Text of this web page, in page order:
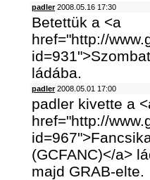
padler2008.05.16 17:30
Betettük a <a
href="http://
ládába.
padler2008.05.01 17:00
padler kivette a
href="http://
(GCFANC)</a>
majd GRAB-elte.